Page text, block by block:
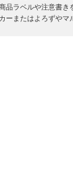
品ラベルや注意書
ーまたはよろずやマ